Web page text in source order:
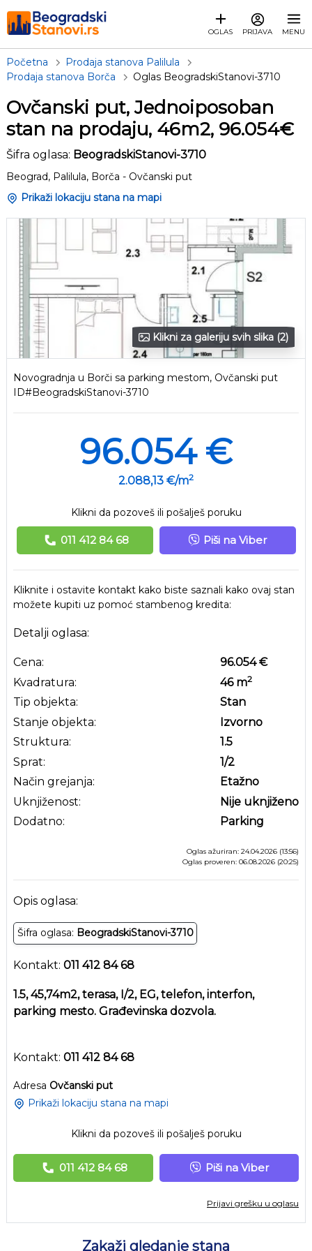
OGLAS PRIJAVA MENU
Početna
Prodaja stanova Palilula
Prodaja stanova Borča
Oglas BeogradskiStanovi-3710
Ovčanski put, Jednoiposoban
stan na prodaju, 46m2, 96.054€
Šifra oglasa: BeogradskiStanovi-3710
Beograd, Palilula, Borča - Ovčanski put
Prikaži lokaciju stana na mapi
Klikni za galeriju svih slika (2)
Novogradnja u Borči sa parking mestom, Ovčanski put
ID#BeogradskiStanovi-3710
96.054 €
2.088,13 €/m2
Klikni da pozoveš ili pošalješ poruku
011 412 84 68 Piši na Viber
Kliknite i ostavite kontakt kako biste saznali kako ovaj stan
možete kupiti uz pomoć stambenog kredita:
Detalji oglasa:
Cena:
Kvadratura:
Tip objekta:
Stanje objekta:
Struktura:
Sprat:
Način grejanja:
Uknjiženost:
Dodatno:
96.054 €
46m2
Stan
Izvorno
1.5
1/2
Etažno
Nije uknjiženo
Parking
Oglas ažuriran: 24.04.2026 (13:56)
Oglas proveren: 06.08.2026 (20:25)
Opis oglasa:
Šifra oglasa: BeogradskiStanovi-3710
Kontakt: 011 412 84 68
1.5, 45,74m2, terasa, I/2, EG, telefon, interfon,
parking mesto. Građevinska dozvola.
Kontakt: 011 412 84 68
Adresa Ovčanski put
Prikaži lokaciju stana na mapi
Klikni da pozoveš ili pošalješ poruku
011 412 84 68 Piši na Viber
Prijavi grešku u oglasu
Zakaži gledanje stana